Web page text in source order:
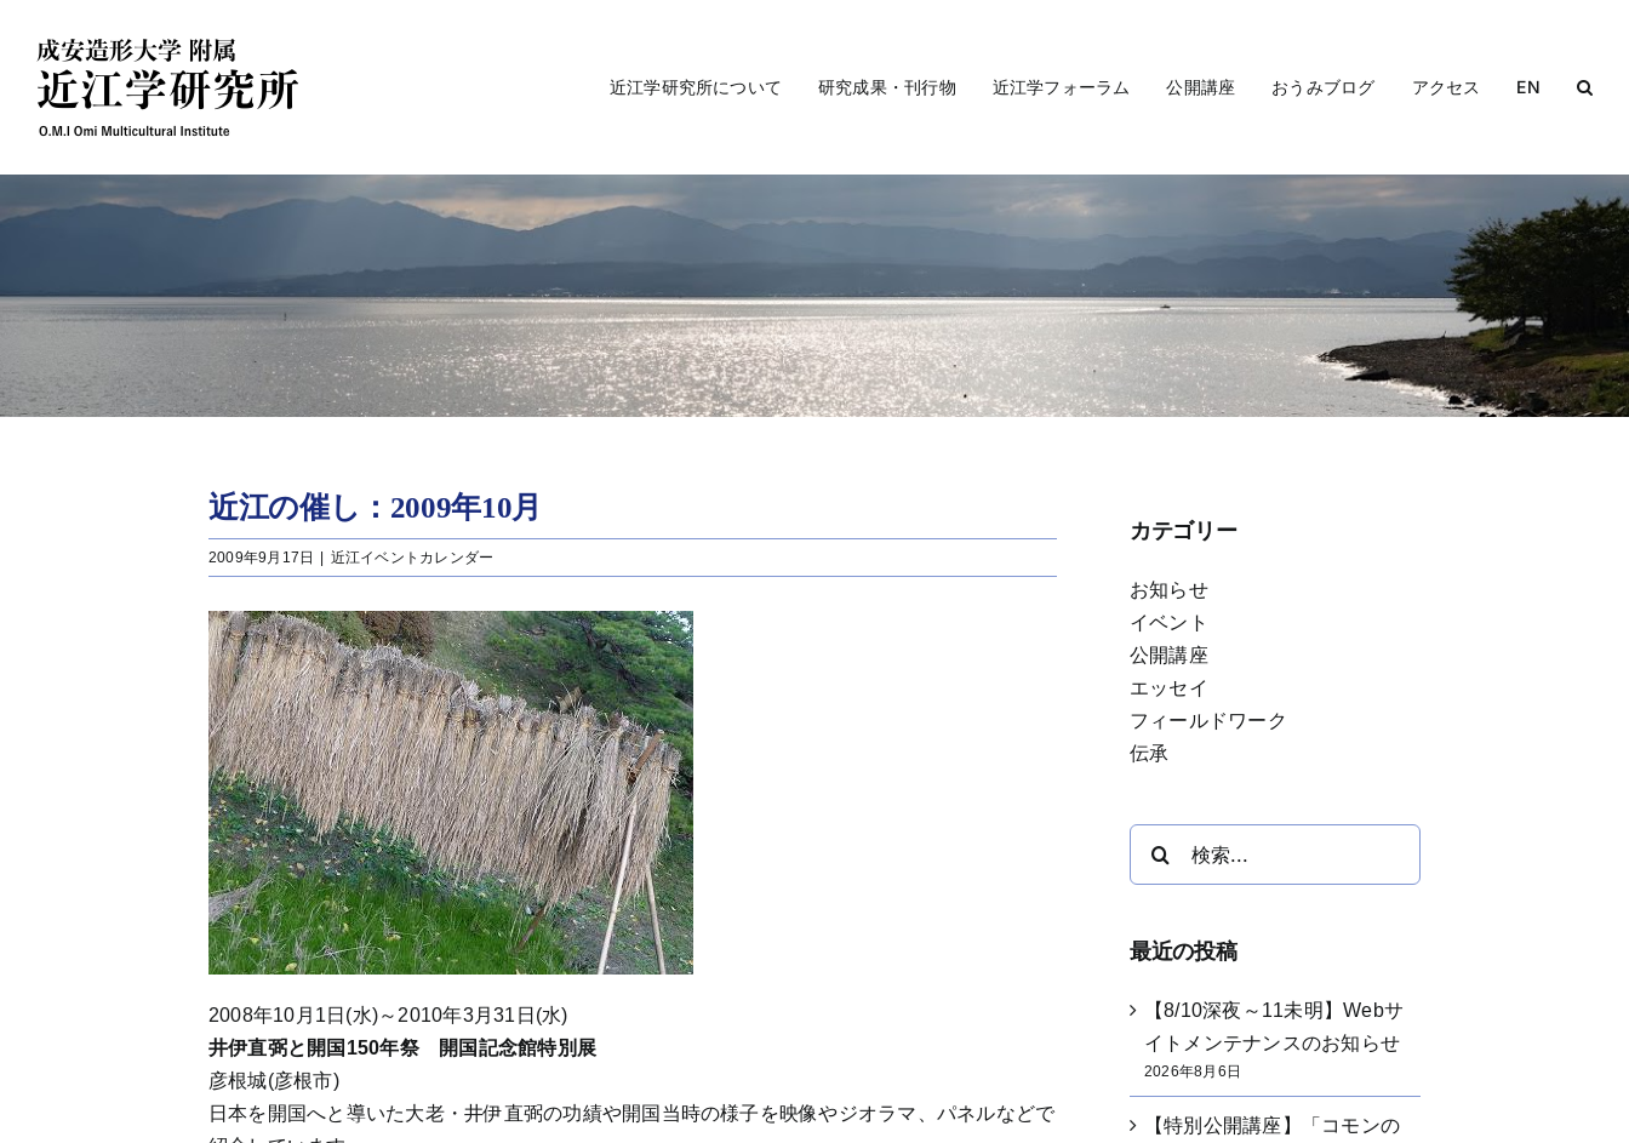
content
近江学研究所について 研究成果・刊行物 近江学フォーラム 公開講座 おうみブログ アクセス EN
近江の催し：2009年10月
2009年9月17日 近江イベントカレンダー
2008年10月1日(水)～2010年3月31日(水)
井伊直弼と開国150年祭 開国記念館特別展
彦根城(彦根市)
日本を開国へと導いた大老・井伊直弼の功績や開国当時の様子を映像やジオラマ、パネルなどで
カテゴリー
お知らせ
イベント
公開講座
エッセイ
フィールドワーク
伝承
最近の投稿
【8/10深夜～11未明】Webサ
イトメンテナンスのお知らせ
2026年8月6日
【特別公開講座】「コモンの